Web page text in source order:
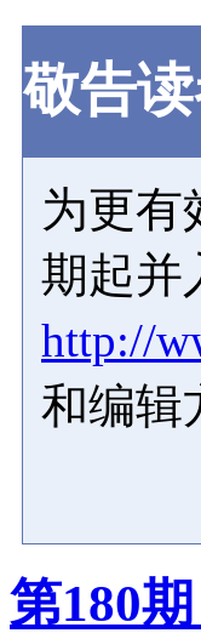
敬告
为更有
期起并
http://
和编辑
第180